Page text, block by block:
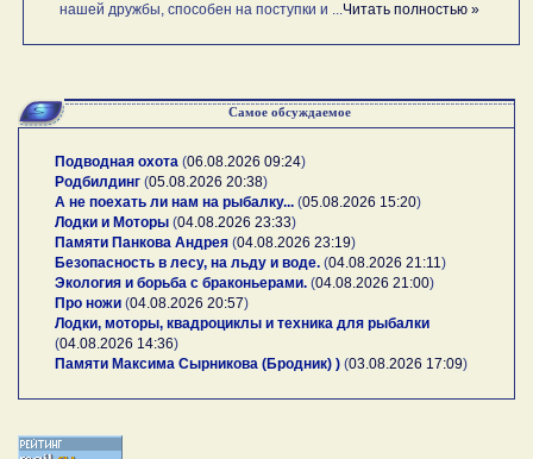
нашей дружбы, способен на поступки и ... Читать полностью »
Самое обсуждаемое
Подводная охота (06.08.2026 09:24)
Родбилдинг (05.08.2026 20:38)
А не поехать ли нам на рыбалку... (05.08.2026 15:20)
Лодки и Моторы (04.08.2026 23:33)
Памяти Панкова Андрея (04.08.2026 23:19)
Безопасность в лесу, на льду и воде. (04.08.2026 21:11 )
Экология и борьба с браконьерами. (04.08.2026 21:00)
Про ножи (04.08.2026 20:57)
Лодки, моторы, квадроциклы и техника для рыбалки
(04.08.2026 14:36)
Памяти Максима Сырникова (Бродник) ) (03.08.2026 17:09)